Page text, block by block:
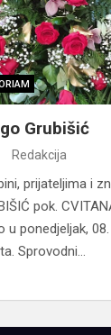
Grubišić
Redakcija
prijateljima i
pok.
u ponedjeljak,
Sprovodni…